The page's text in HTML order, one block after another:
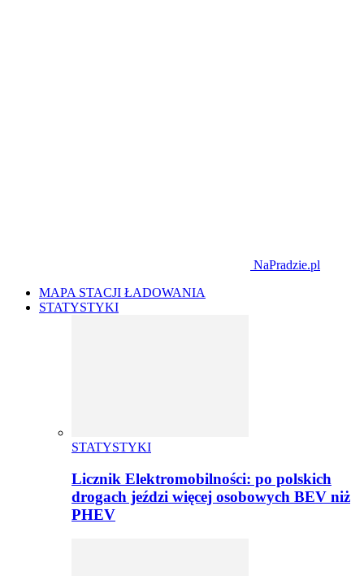
NaPradzie.pl
MAPA STACJI ŁADOWANIA
STATYSTYKI
STATYSTYKI
Licznik Elektromobilności: po polskich
drogach jeździ więcej osobowych BEV niż
PHEV